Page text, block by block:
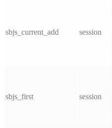
sbjs_current_add session
sbjs_first session